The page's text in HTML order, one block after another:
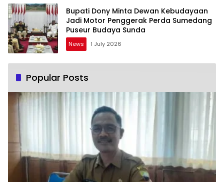
Bupati Dony Minta Dewan Kebudayaan
Jadi Motor Penggerak Perda Sumedang
Puseur Budaya Sunda
News 1 July 2026
Popular Posts